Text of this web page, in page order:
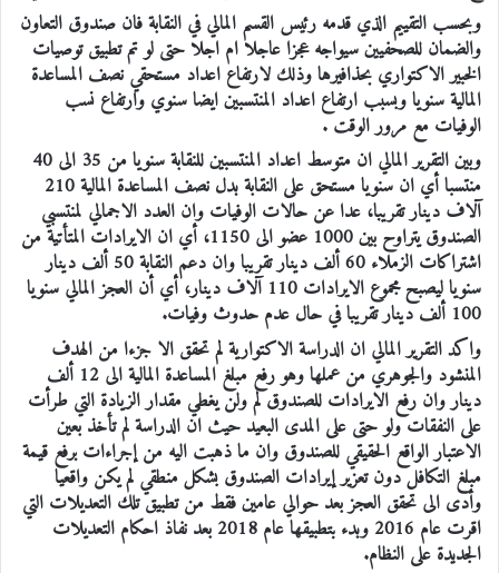
وبحسب التقييم الذي قدمه رئيس القسم المالي في النقابة فان صندوق التعاون
والضمان للصحفيين سيواجه عجزا عاجلا ام اجلا حتى لو تم تطبيق توصيات
الخبير الاكتواري بحذافيرها وذلك لارتفاع اعداد مستحقي نصف المساعدة
المالية سنويا وبسبب ارتفاع اعداد المنتسبين ايضا سنوي وارتفاع نسب
الوفيات مع مرور الوقت .
وبين التقرير المالي ان متوسط اعداد المنتسبين للنقابة سنويا من 35 الى 40
منتسبا أي ان سنويا مستحق على النقابة بدل نصف المساعدة المالية 210
آلاف دينار تقريبا، عدا عن حالات الوفيات وان العدد الاجمالي لمنتسبي
الصندوق يتراوح بين 1000 عضو الى 1150، أي ان الايرادات المتأتية من
اشتراكات الزملاء 60 ألف دينار تقريبا وان دعم النقابة 50 ألف دينار
سنويا ليصبح مجموع الايرادات 110 آلاف دينار، أي أن العجز المالي سنويا
100 ألف دينار تقريبا في حال عدم حدوث وفيات.
واكد التقرير المالي ان الدراسة الاكتوارية لم تحقق الا جزءا من الهدف
المنشود والجوهري من عملها وهو رفع مبلغ المساعدة المالية الى 12 ألف
دينار وان رفع الايرادات للصندوق لم ولن يغطي مقدار الزيادة التي طرأت
على النفقات ولو حتى على المدى البعيد حيث ان الدراسة لم تأخذ بعين
الاعتبار الواقع الحقيقي للصندوق وان ما ذهبت اليه من إجراءات برفع قيمة
مبلغ التكافل دون تعزير إيرادات الصندوق بشكل منطقي لم يكن واقعيا
وأدى الى تحقق العجز بعد حوالي عامين فقط من تطبيق تلك التعديلات التي
اقرت عام 2016 وبدء بتطبيقها عام 2018 بعد نفاذ احكام التعديلات
الجديدة على النظام.